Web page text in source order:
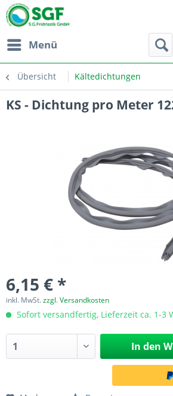
Menü
Übersicht Kältedichtungen
KS - Dichtung pro Meter
6,15 € *
inkl. MwSt.zzgl. Versandkosten
Sofort versandfertig, Lieferzeit ca. 1-3
In den